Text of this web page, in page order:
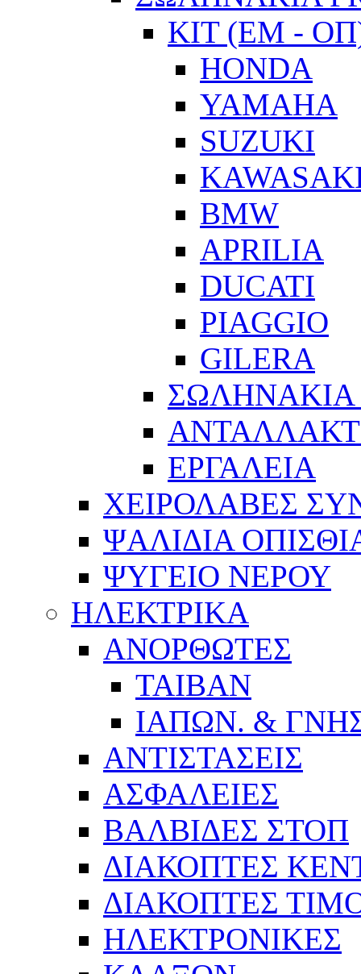
ΚΙΤ (ΕΜ -
HONDA
YAMAHA
SUZUKI
BMW
APRILIA
DUCATI
PIAGGIO
GILERA
ΕΡΓΑΛΕΙΑ
ΧΕΙΡΟΛΑΒΕΣ
ΨΑΛΙΔΙΑ
ΨΥΓΕΙΟ ΝΕΡΟΥ
ΗΛΕΚΤΡΙΚΑ
ΑΝΟΡΘΩΤΕΣ
ΤΑΙΒΑΝ
ΙΑΠΩΝ. &
ΑΝΤΙΣΤΑΣΕΙΣ
ΑΣΦΑΛΕΙΕΣ
ΒΑΛΒΙΔΕΣ ΣΤΟΠ
ΔΙΑΚΟΠΤΕΣ
ΔΙΑΚΟΠΤΕΣ
ΗΛΕΚΤΡΟΝΙΚΕΣ